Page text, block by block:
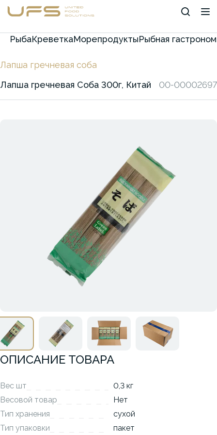
РыбаКреветкаМорепродуктыРыбная
Лапша гречневая соба
Лапша гречневая Соба 300г, Китай
00-00002697
ОПИСАНИЕ ТОВАРА
Вес шт
0,3 кг
Весовой товар
Нет
Тип хранения
сухой
Тип упаковки
пакет